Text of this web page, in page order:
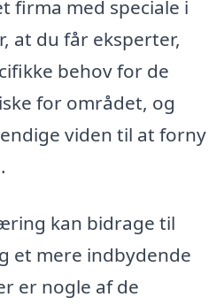
firma med speciale i
at du får eksperter,
behov for de
for området, og
viden til at forny
kan bidrage til
et mere indbydende
er nogle af de